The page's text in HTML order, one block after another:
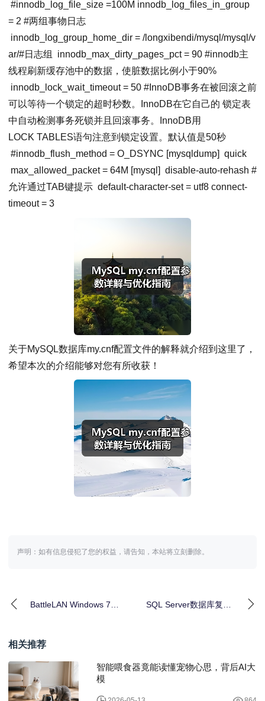
#innodb_log_file_size =100M innodb_log_files_in_group
= 2 #两组事物日志
innodb_log_group_home_dir = /longxibendi/mysql/mysql/v
ar/#日志组 innodb_max_dirty_pages_pct= 90 #innodb主
线程刷新缓存池中的数据，使脏数据比例小于90%
innodb_lock_wait_timeout= 50 #InnoDB事务在被回滚之前
可以等待一个锁定的超时秒数。InnoDB在它自己的 锁定表
中自动检测事务死锁并且回滚事务。InnoDB用
LOCK TABLES语句注意到锁定设置。默认值是50秒
#innodb_flush_method = O_DSYNC [mysqldump] quick
max_allowed_packet= 64M [mysql] disable-auto-rehash #
允许通过TAB键提示 default-character-set= utf8 connect-
timeout= 3
关于MySQL数据库my.cnf配置文件的解释就介绍到这里了，
希望本次的介绍能够对您有所收获！
声明：如有信息侵犯了您的权益，请告知，本站将立刻删除。
BattleLAN Windows 7启
SQL Server数据库复制
相关推荐
智能喂食器竟能读懂宠物心思，背后AI大
模